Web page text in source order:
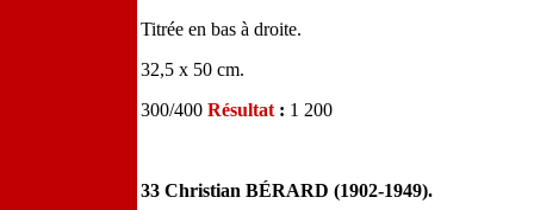
Titrée en bas à droite.
32,5 x 50 cm.
300/400 Résultat : 1 200
33 Christian BÉRARD (1902-1949).